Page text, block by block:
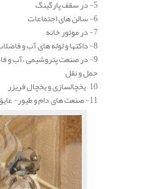
5- در سقف پارگینگ
6- سالن های اجتماعات
7- در موتور خانه
8- داکتها و لوله های آب و فاضلاب و کاهش فشار
9- در صنعت پتروشیمی ،آب و
حمل و نقل
10 – یخچالسازی و یخچال فریزر
11- صنعت های دام و طیور- عایق کاری مرغداری